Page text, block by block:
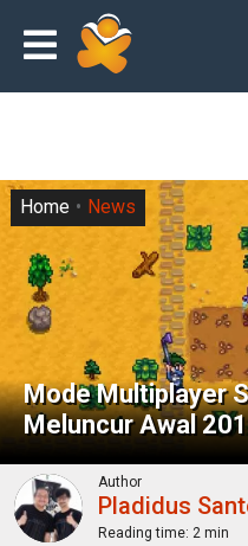
Mode Multiplayer
Meluncur Awal
Home News
Author
Pladidus
Reading time: 2 min